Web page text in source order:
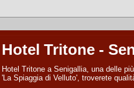
Hotel Tritone -
Hotel Tritone a Senigallia, una delle
'La Spiaggia di Velluto', troverete